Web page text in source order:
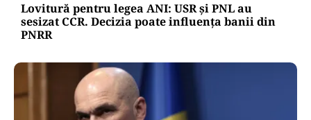
Lovitură pentru legea ANI: USR și PNL au
sesizat CCR. Decizia poate influența banii din
PNRR